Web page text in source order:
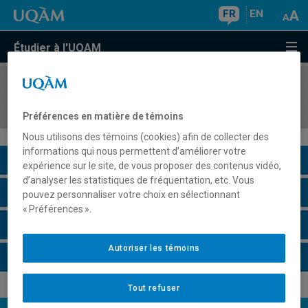
FR EN
Étudier à l'UQAM
COURS//
Description du cours
Horaire - Été 2026
Préférences en matière de témoins
Nous utilisons des témoins (cookies) afin de collecter des
informations qui nous permettent d’améliorer votre
expérience sur le site, de vous proposer des contenus vidéo,
d’analyser les statistiques de fréquentation, etc. Vous
pouvez personnaliser votre choix en sélectionnant
« Préférences ».
Tout refuser
Autoriser les témoins